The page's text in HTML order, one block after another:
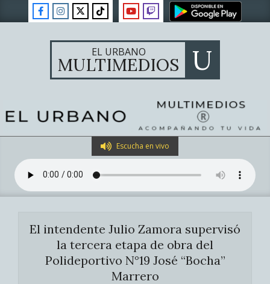
to
EL URBANO
MULTIMEDIOS U
Navigation
Menu
Escucha en vivo
El intendente Julio Zamora supervisó
la tercera etapa de obra del
Polideportivo N°19 José “Bocha”
Marrero